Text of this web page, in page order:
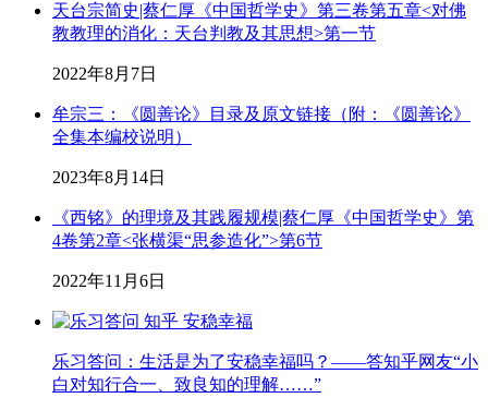
天台宗简史|蔡仁厚《中国哲学史》第三卷第五章<对佛
教教理的消化：天台判教及其思想>第一节
2022年8月7日
牟宗三：《圆善论》目录及原文链接（附：《圆善论》
全集本编校说明）
2023年8月14日
《西铭》的理境及其践履规模|蔡仁厚《中国哲学史》第
4卷第2章<张横渠“思参造化”>第6节
2022年11月6日
乐习答问：生活是为了安稳幸福吗？——答知乎网友“小
白对知行合一、致良知的理解……”